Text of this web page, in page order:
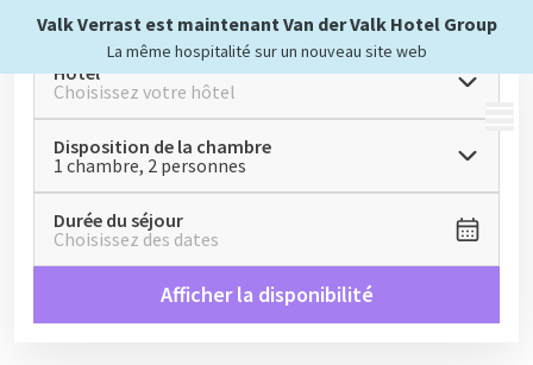
Valk Verrast est maintenant Van der Valk Hotel Group
La même hospitalité sur un nouveau site web
MENU
Hôtel
Choisissez votre hôtel
Disposition de la chambre
1 chambre, 2 personnes
Durée du séjour
Choisissez des dates
Afficher la disponibilité